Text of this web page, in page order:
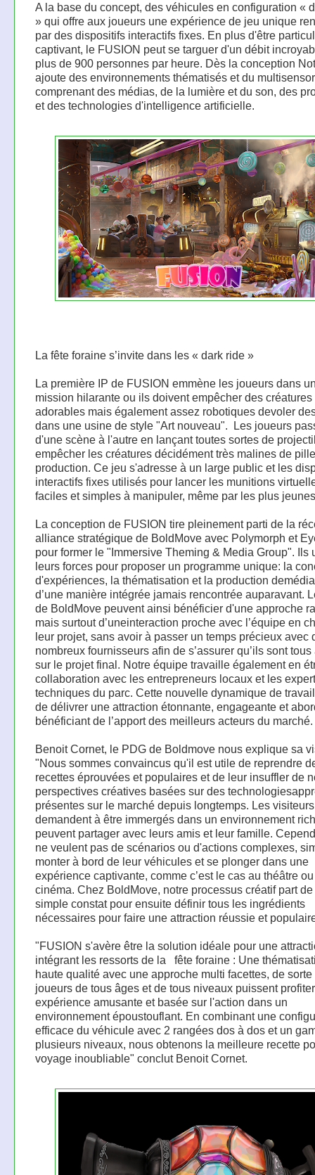
A la base du concept, des véhicules en configuration «
» qui offre aux joueurs une expérience de jeu unique
par des dispositifs interactifs fixes. En plus d'être
captivant, le FUSION peut se targuer d'un débit
plus de 900 personnes par heure. Dès la conception
ajoute des environnements thématisés et du
comprenant des médias, de la lumière et du son, des
et des technologies d'intelligence artificielle.
La fête foraine s’invite dans les « dark ride »
La première IP de FUSION emmène les joueurs dans
mission hilarante ou ils doivent empêcher des créatures
adorables mais également assez robotiques devoler
dans une usine de style "Art nouveau". ​ Les joueurs
d'une scène à l'autre en lançant toutes sortes de
empêcher les créatures décidément très malines de
production. Ce jeu s'adresse à un large public et les
interactifs fixes utilisés pour lancer les munitions
faciles et simples à manipuler, même par les plus
La conception de FUSION tire pleinement parti de la
alliance stratégique de BoldMove avec Polymorph et
pour former le "Immersive Theming & Media Group". Ils
leurs forces pour proposer un programme unique: la
d'expériences, la thématisation et la production
d’une manière intégrée jamais rencontrée auparavant.
de BoldMove peuvent ainsi bénéficier d'une approche
mais surtout d’uneinteraction proche avec l’équipe en
leur projet, sans avoir à passer un temps précieux avec
nombreux fournisseurs afin de s’assurer qu’ils sont
sur le projet final. Notre équipe travaille également en
collaboration avec les entrepreneurs locaux et les
techniques du parc. Cette nouvelle dynamique de
de délivrer une attraction étonnante, engageante et
bénéficiant de l’apport des meilleurs acteurs du marché.
Benoit Cornet, le PDG de Boldmove nous explique sa
"Nous sommes convaincus qu'il est utile de reprendre
recettes éprouvées et populaires et de leur insuffler de
perspectives créatives basées sur des
présentes sur le marché depuis longtemps. Les visiteurs
demandent à être immergés dans un environnement
peuvent partager avec leurs amis et leur famille.
ne veulent pas de scénarios ou d'actions complexes,
monter à bord de leur véhicules et se plonger dans une
expérience captivante, comme c’est le cas au théâtre
cinéma. Chez BoldMove, notre processus créatif part de
simple constat pour ensuite définir tous les ingrédients
nécessaires pour faire une attraction réussie et
"FUSION s'avère être la solution idéale pour une
intégrant les ressorts de la ​ ​ fête foraine : Une
haute qualité avec une approche multi facettes, de
joueurs de tous âges et de tous niveaux puissent
expérience amusante et basée sur l'action dans un
environnement époustouflant. En combinant une
efficace du véhicule avec 2 rangées dos à dos et un
plusieurs niveaux, nous obtenons la meilleure recette
voyage inoubliable" conclut Benoit Cornet.